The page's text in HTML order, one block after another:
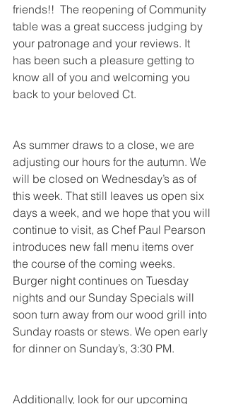
friends!!  The reopening of Community
table was a great success judging by
your patronage and your reviews. It
has been such a pleasure getting to
know all of you and welcoming you
back to your beloved Ct.
As summer draws to a close, we are
adjusting our hours for the autumn. We
will be closed on Wednesday’s as of
this week. That still leaves us open six
days a week, and we hope that you will
continue to visit, as Chef Paul Pearson
introduces new fall menu items over
the course of the coming weeks.
Burger night continues on Tuesday
nights and our Sunday Specials will
soon turn away from our wood grill into
Sunday roasts or stews. We open early
for dinner on Sunday’s, 3:30 PM.
Additionally, look for our upcoming